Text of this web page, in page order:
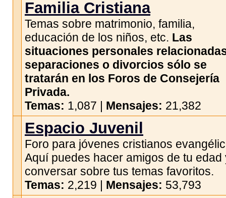
Familia Cristiana
Temas sobre matrimonio, familia,
educación de los niños, etc. Las
situaciones personales
separaciones o divorcios sólo se
tratarán en los Foros de Consejería
Privada.
Temas: 1,087 | Mensajes: 21,382
Espacio Juvenil
Foro para jóvenes cristianos
Aquí puedes hacer amigos de tu edad
conversar sobre tus temas favoritos.
Temas: 2,219 | Mensajes: 53,793